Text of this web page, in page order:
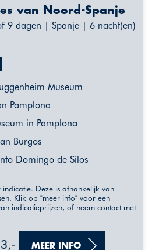
van Noord-Spanje
9 dagen | Spanje | 6 nacht(en)
Museum
Pamplona
in Pamplona
Burgos
Domingo de Silos
Deze is afhankelijk van
Klik op "meer info" voor een
indicatieprijzen, of neem contact met
MEER INFO